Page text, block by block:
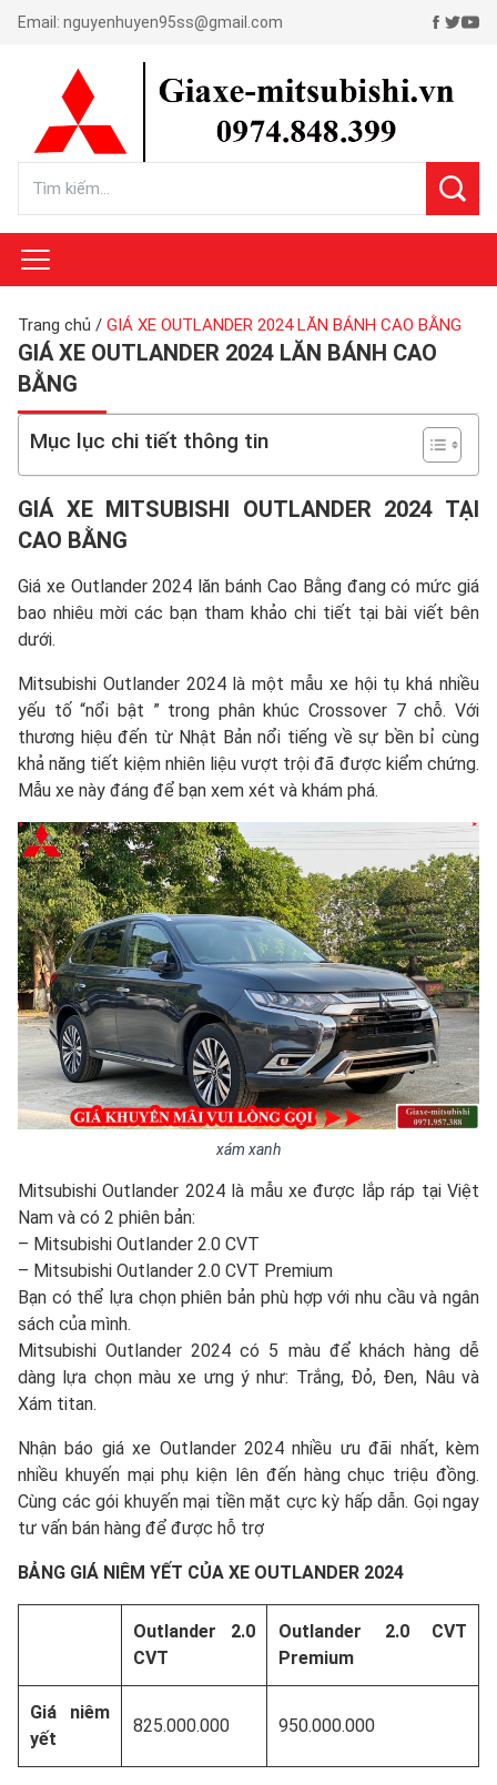
Email: nguyenhuyen95ss@gmail.com
Trang chủ / GIÁ XE OUTLANDER 2024 LĂN BÁNH CAO BẰNG
GIÁ XE OUTLANDER 2024 LĂN BÁNH CAO
BẰNG
Mục lục chi tiết thông tin
GIÁ XE MITSUBISHI OUTLANDER 2024 TẠI
CAO BẰNG
Giá xe Outlander 2024 lăn bánh Cao Bằng đang có mức giá
bao nhiêu mời các bạn tham khảo chi tiết tại bài viết bên
dưới.
Mitsubishi Outlander 2024 là một mẫu xe hội tụ khá nhiều
yếu tố “nổi bật ” trong phân khúc Crossover 7 chỗ. Với
thương hiệu đến từ Nhật Bản nổi tiếng về sự bền bỉ cùng
khả năng tiết kiệm nhiên liệu vượt trội đã được kiểm chứng.
Mẫu xe này đáng để bạn xem xét và khám phá.
xám xanh
Mitsubishi Outlander 2024 là mẫu xe được lắp ráp tại Việt
Nam và có 2 phiên bản:
– Mitsubishi Outlander 2.0 CVT
– Mitsubishi Outlander 2.0 CVT Premium
Bạn có thể lựa chọn phiên bản phù hợp với nhu cầu và ngân
sách của mình.
Mitsubishi Outlander 2024 có 5 màu để khách hàng dễ
dàng lựa chọn màu xe ưng ý như: Trắng, Đỏ, Đen, Nâu và
Xám titan.
Nhận báo giá xe Outlander 2024 nhiều ưu đãi nhất, kèm
nhiều khuyến mại phụ kiện lên đến hàng chục triệu đồng.
Cùng các gói khuyến mại tiền mặt cực kỳ hấp dẫn. Gọi ngay
tư vấn bán hàng để được hỗ trợ
BẢNG GIÁ NIÊM YẾT CỦA XE OUTLANDER 2024
Outlander 2.0
CVT
Outlander 2.0 CVT
Premium
Giá niêm
yết
825.000.000 950.000.000